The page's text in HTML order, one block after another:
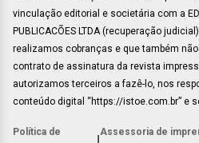
vinculação editorial e societária com a
PUBLICACÕES LTDA (recuperação
realizamos cobranças e que também
contrato de assinatura da revista
autorizamos terceiros a fazê-lo, nos
conteúdo digital “https://istoe.com.br” e
Política de Assessoria de